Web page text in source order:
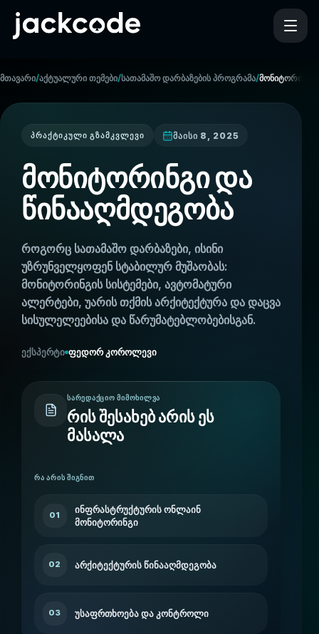
მთავარი/აქტუალური თემები/სათამაშო დარბაზების პროგრამა/მონიტორინგი
ᲞᲠᲐᲥᲢᲘᲙᲣᲚᲘ ᲒᲖᲐᲛᲙᲕᲚᲔᲕᲘ მაისი 8, 2025
მონიტორინგი და
წინააღმდეგობა
როგორც სათამაშო დარბაზები, ისინი
უზრუნველყოფენ სტაბილურ მუშაობას:
მონიტორინგის სისტემები, ავტომატური
ალერტები, უარის თქმის არქიტექტურა და დაცვა
სისულელეებისა და წარუმატებლობებისგან.
ექსპერტი ფედორ კოროლევი
ᲡᲐᲠᲔᲓᲐᲥᲪᲘᲝ ᲛᲘᲛᲝᲮᲘᲚᲕᲐ
რის შესახებ არის ეს
მასალა
ᲠᲐ ᲐᲠᲘᲡ ᲨᲘᲒᲜᲘᲗ
01
ინფრასტრუქტურის ონლაინ
მონიტორინგი
02 არქიტექტურის წინააღმდეგობა
03 უსაფრთხოება და კონტროლი